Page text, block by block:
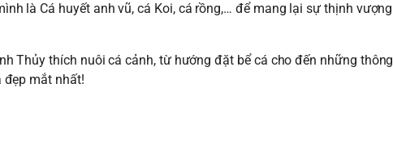
là Cá huyết anh vũ, cá Koi, cá rồng,… để mang lại sự thịnh
Thủy thích nuôi cá cảnh, từ hướng đặt bể cá cho đến những
đẹp mắt nhất!